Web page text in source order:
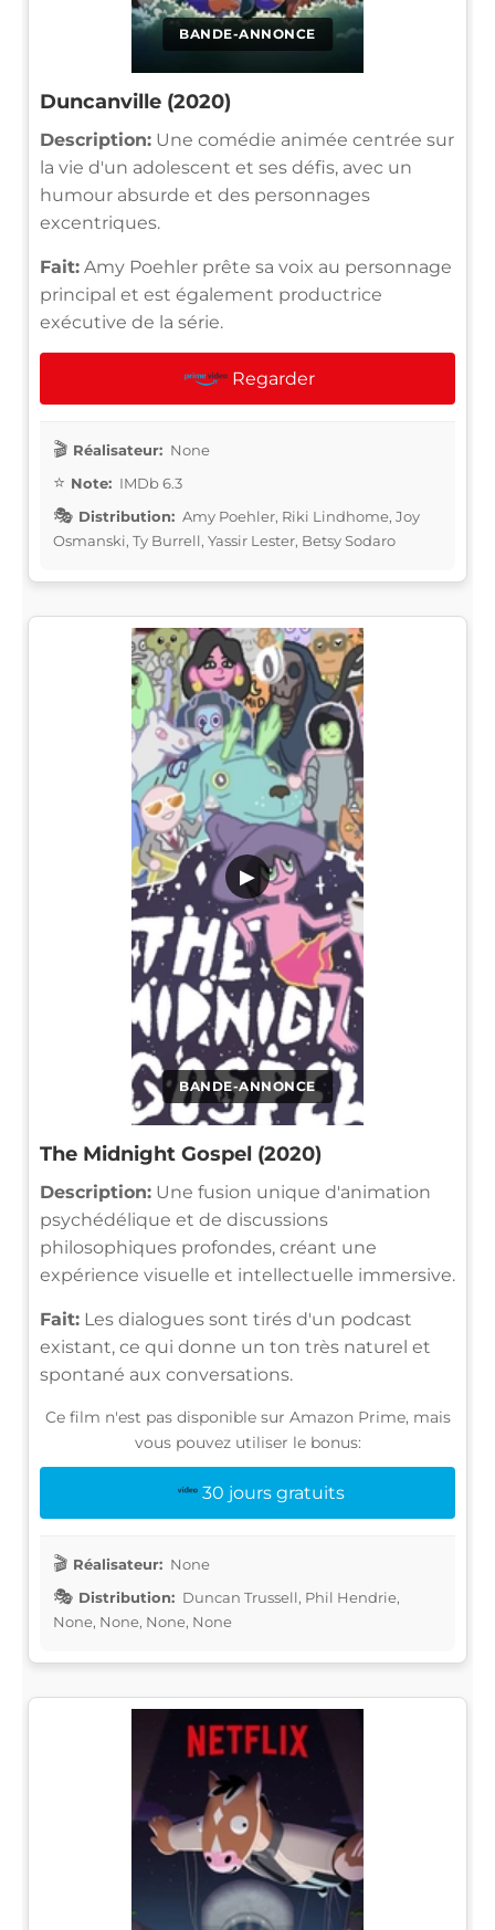
BANDE-ANNONCE
Duncanville (2020)
Description: Une comédie animée centrée sur
la vie d'un adolescent et ses défis, avec un
humour absurde et des personnages
excentriques.
Fait: Amy Poehler prête sa voix au personnage
principal et est également productrice
exécutive de la série.
Regarder
Réalisateur: None
Note: IMDb 6.3
Distribution: Amy Poehler, Riki Lindhome, Joy
Osmanski, Ty Burrell, Yassir Lester, Betsy Sodaro
BANDE-ANNONCE
▶
The Midnight Gospel (2020)
Description: Une fusion unique d'animation
psychédélique et de discussions
philosophiques profondes, créant une
expérience visuelle et intellectuelle immersive.
Fait: Les dialogues sont tirés d'un podcast
existant, ce qui donne un ton très naturel et
spontané aux conversations.
Ce film n'est pas disponible sur Amazon Prime, mais
vous pouvez utiliser le bonus:
30 jours gratuits
Réalisateur: None
Distribution: Duncan Trussell, Phil Hendrie,
None, None, None, None